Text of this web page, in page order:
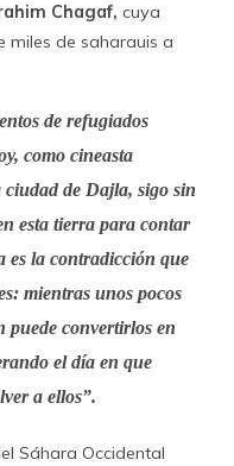
Chagaf, cuya
miles de saharauis a
de refugiados
como cineasta
de Dajla, sigo sin
esta tierra para contar
es la contradicción que
mientras unos pocos
puede convertirlos en
el día en que
a ellos”.
Sáhara Occidental